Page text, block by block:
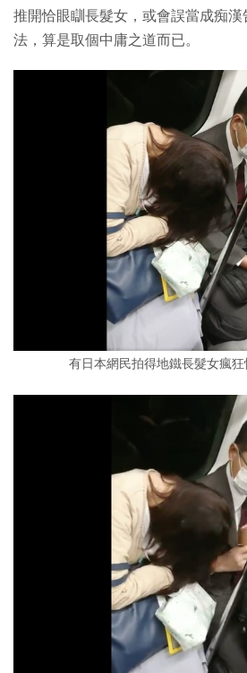
推開恰眼瞓長髮女，或會誤當成痴
法，算是取個中庸之道而已。
有日本網民拍得地鐵長髮女瘋狂